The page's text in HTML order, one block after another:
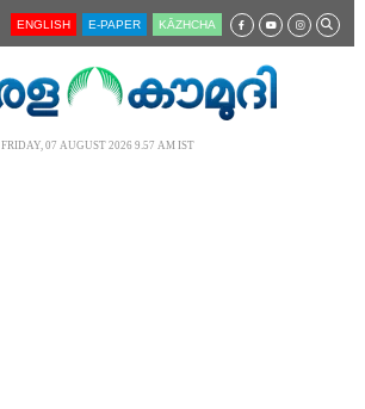
ENGLISH E-PAPER KĀZHCHA
FRIDAY, 07 AUGUST 2026 9.57 AM IST